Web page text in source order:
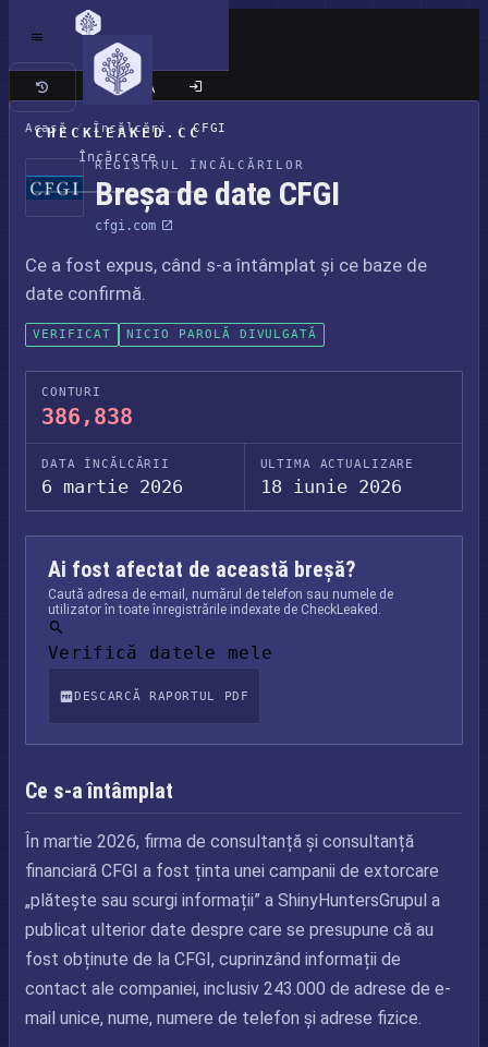
CHECKLEAKED.CC
Încărcare
Site clasic
Acasă / Încălcări / CFGI
REGISTRUL ÎNCĂLCĂRILOR
Breșa de date CFGI
cfgi.com
Ce a fost expus, când s-a întâmplat și ce baze de
date confirmă.
VERIFICAT NICIO PAROLĂ DIVULGATĂ
CONTURI
386,838
DATA ÎNCĂLCĂRII
6 martie 2026
ULTIMA ACTUALIZARE
18 iunie 2026
Ai fost afectat de această breșă?
Caută adresa de e-mail, numărul de telefon sau numele de
utilizator în toate înregistrările indexate de CheckLeaked.
Verifică datele mele
DESCARCĂ RAPORTUL PDF
Ce s-a întâmplat
În martie 2026, firma de consultanță și consultanță
financiară CFGI a fost ținta unei campanii de extorcare
„plătește sau scurgi informații” a ShinyHuntersGrupul a
publicat ulterior date despre care se presupune că au
fost obținute de la CFGI, cuprinzând informații de
contact ale companiei, inclusiv 243.000 de adrese de e-
mail unice, nume, numere de telefon și adrese fizice.